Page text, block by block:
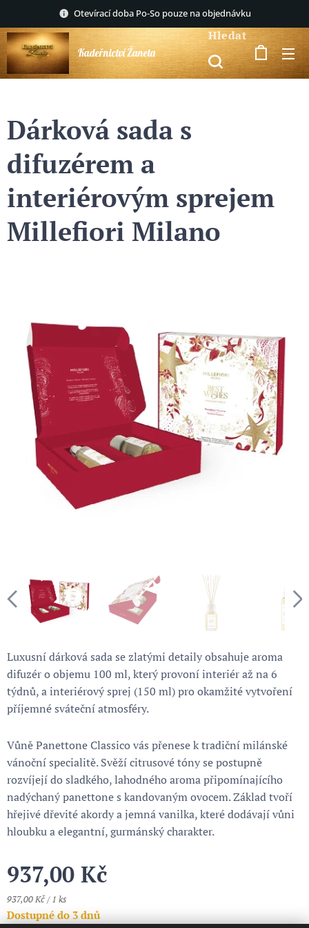
Otevírací doba Po-So pouze na objednávku
Kadeřnictví Žaneta
Hledat
Dárková sada s
difuzérem a
interiérovým sprejem
Millefiori Milano
Luxusní dárková sada se zlatými detaily obsahuje aroma
difuzér o objemu 100 ml, který provoní interiér až na 6
týdnů, a interiérový sprej (150 ml) pro okamžité vytvoření
příjemné sváteční atmosféry.
Vůně Panettone Classico vás přenese k tradiční milánské
vánoční specialitě. Svěží citrusové tóny se postupně
rozvíjejí do sladkého, lahodného aroma připomínajícího
nadýchaný panettone s kandovaným ovocem. Základ tvoří
hřejivé dřevité akordy a jemná vanilka, které dodávají vůni
hloubku a elegantní, gurmánský charakter.
937,00 Kč
937,00 Kč / 1 ks
Dostupné do 3 dnů